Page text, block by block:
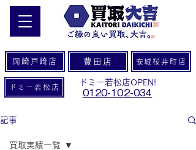
岡崎戸崎店 豊田店 安城桜井町店
ドミー若松店
ドミー若松店OPEN!
0120-102-034
記事
買取実績一覧